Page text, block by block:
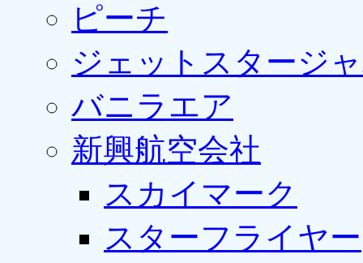
ピーチ
ジェットスタージ
バニラエア
新興航空会社
スカイマーク
スターフライヤー